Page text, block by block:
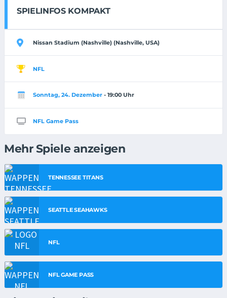
SPIELINFOS KOMPAKT
Nissan Stadium (Nashville) (Nashville, USA)
NFL
Sonntag, 24. Dezember - 19:00 Uhr
NFL Game Pass
Mehr Spiele anzeigen
TENNESSEE TITANS
SEATTLE SEAHAWKS
NFL
NFL GAME PASS